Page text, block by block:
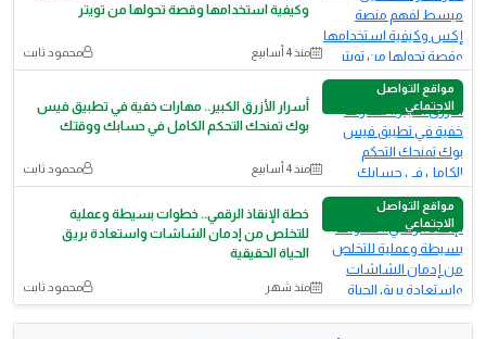
وكيفية استخدامها وقصة تحولها من تويتر
منذ 4 أسابيع محمود ثابت
مواقع التواصل
الاجتماعي
أسرار الأزرق الكبير.. مهارات خفية في تطبيق فيس
بوك تمنحك التحكم الكامل في حسابك ووقتك
منذ 4 أسابيع محمود ثابت
مواقع التواصل
الاجتماعي
خطة الإنقاذ الرقمي.. خطوات بسيطة وعملية
للتخلص من إدمان الشاشات واستعادة بريق
الحياة الحقيقية
منذ شهر محمود ثابت